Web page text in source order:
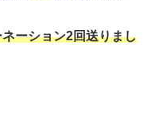
ーション2回送りまし